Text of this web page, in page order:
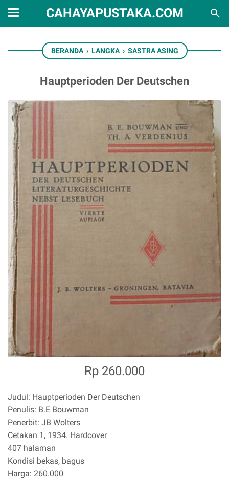
CAHAYAPUSTAKA.COM
BERANDA › LANGKA › SASTRA ASING
Hauptperioden Der Deutschen
Rp 260.000
Judul: Hauptperioden Der Deutschen
Penulis: B.E Bouwman
Penerbit: JB Wolters
Cetakan 1, 1934. Hardcover
407 halaman
Kondisi bekas, bagus
Harga: 260.000